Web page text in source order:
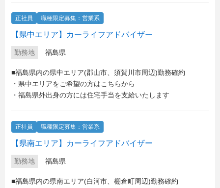
正社員 職種限定募集：営業系
【県中エリア】カーライフアドバイザー
勤務地 福島県
■福島県内の県中エリア(郡山市、須賀川市周辺)勤務確約
・県中エリアをご希望の方はこちらから
・福島県外出身の方には住宅手当を支給いたします
正社員 職種限定募集：営業系
【県南エリア】カーライフアドバイザー
勤務地 福島県
■福島県内の県南エリア(白河市、棚倉町周辺)勤務確約